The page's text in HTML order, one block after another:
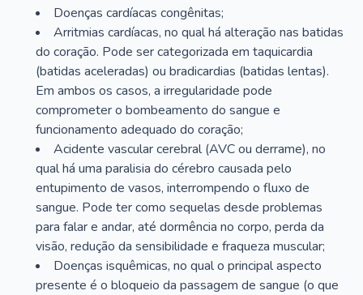
Doenças cardíacas congênitas;
Arritmias cardíacas, no qual há alteração nas batidas
do coração. Pode ser categorizada em taquicardia
(batidas aceleradas) ou bradicardias (batidas lentas).
Em ambos os casos, a irregularidade pode
comprometer o bombeamento do sangue e
funcionamento adequado do coração;
Acidente vascular cerebral (AVC ou derrame), no
qual há uma paralisia do cérebro causada pelo
entupimento de vasos, interrompendo o fluxo de
sangue. Pode ter como sequelas desde problemas
para falar e andar, até dormência no corpo, perda da
visão, redução da sensibilidade e fraqueza muscular;
Doenças isquêmicas, no qual o principal aspecto
presente é o bloqueio da passagem de sangue (o que